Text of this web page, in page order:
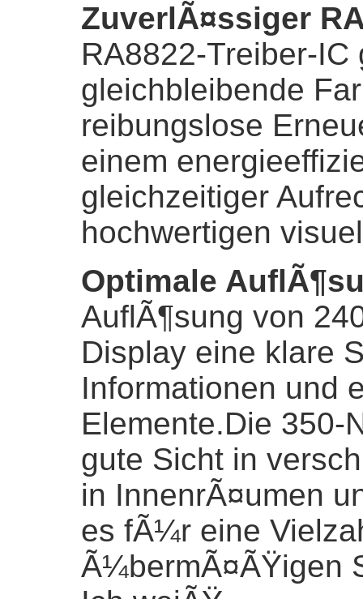
ZuverlÃ¤ssiger
RA8822-Treiber-
gleichbleibende
reibungslose
einem
gleichzeitiger
hochwertigen
Optimale
AuflÃ¶sung von
Display eine klare
Informationen und
Elemente.Die
gute Sicht in
in InnenrÃ¤umen
es fÃ¼r eine
Ã¼bermÃ¤ÃŸigen